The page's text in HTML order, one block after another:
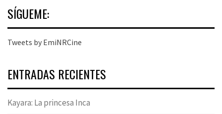
SÍGUEME:
Tweets by EmiNRCine
ENTRADAS RECIENTES
Kayara: La princesa Inca